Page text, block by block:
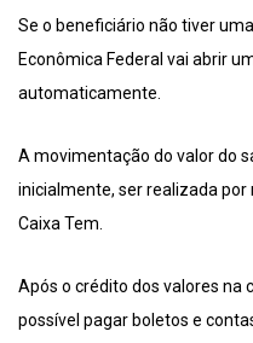
Se o beneficiário não tiver
Econômica Federal vai abrir
automaticamente.
A movimentação do valor do
inicialmente, ser realizada
Caixa Tem.
Após o crédito dos valores na
possível pagar boletos e